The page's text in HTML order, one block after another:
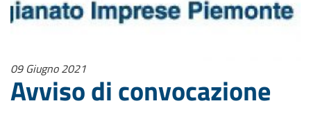
09 Giugno 2021
Avviso di convocazione